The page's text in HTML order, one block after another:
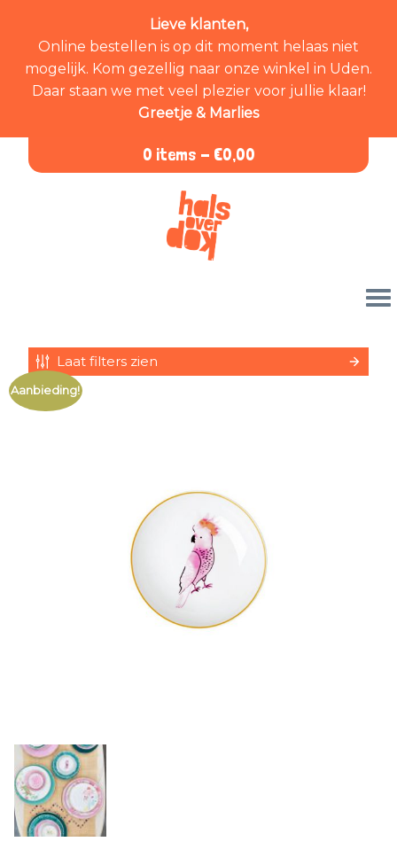
Lieve klanten,
Online bestellen is op dit moment helaas niet
mogelijk. Kom gezellig naar onze winkel in Uden.
Daar staan we met veel plezier voor jullie klaar!
Greetje & Marlies
0 items - €0,00
Laat filters zien
Aanbieding!